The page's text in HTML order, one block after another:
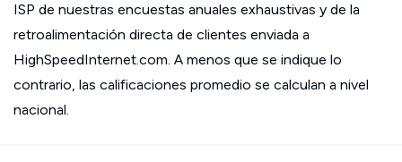
ISP de nuestras encuestas anuales exhaustivas y de la
retroalimentación directa de clientes enviada a
HighSpeedInternet.com. A menos que se indique lo
contrario, las calificaciones promedio se calculan a nivel
nacional.